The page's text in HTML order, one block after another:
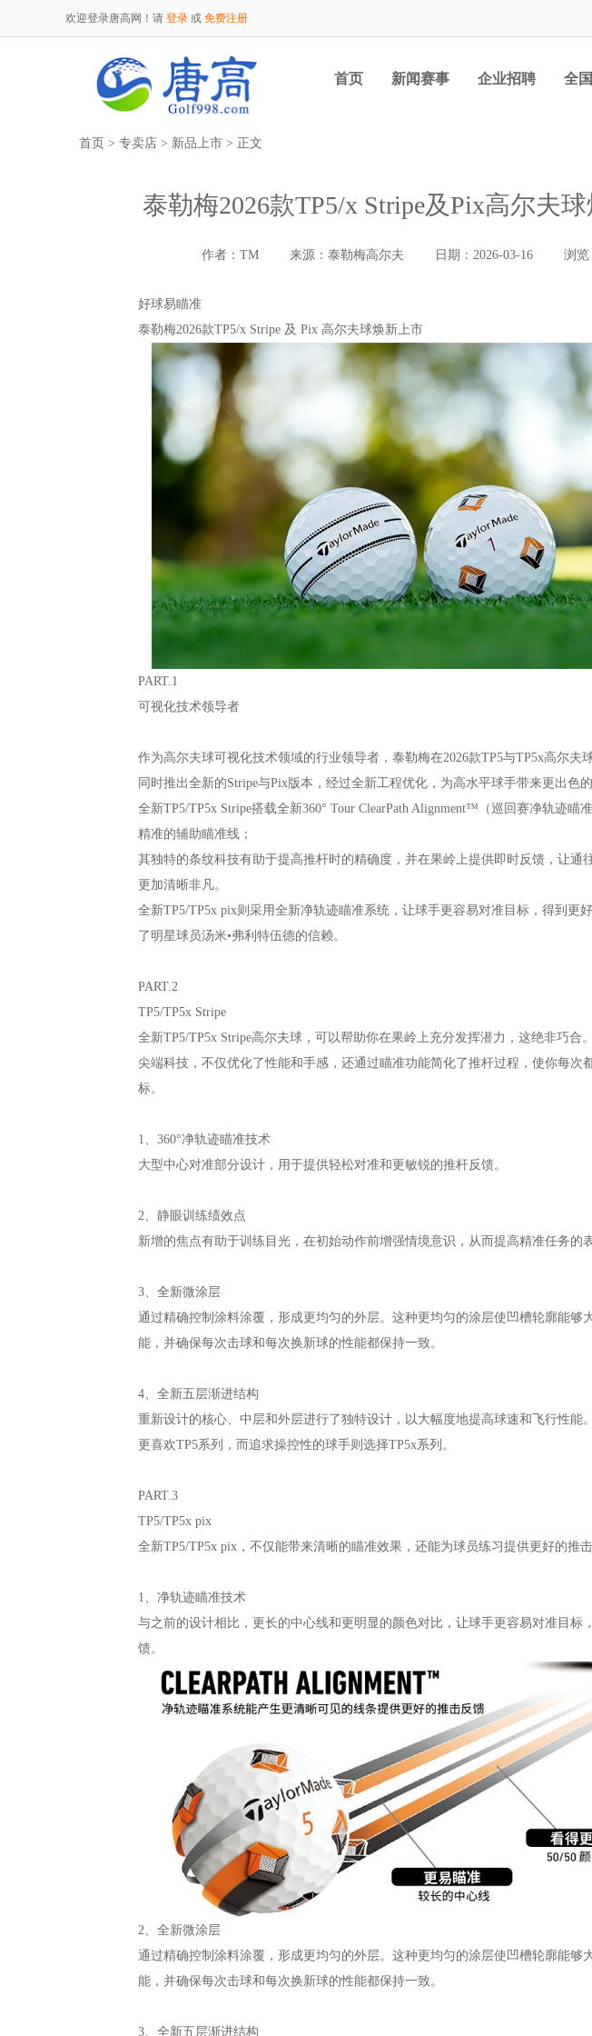
欢迎登录唐高网！请 登录 或 免费注册
首页 新闻赛事 企业招聘 全
首页 > 专卖店 > 新品上市 > 正文
泰勒梅2026款TP5/x Stripe及Pix高尔夫
作者：TM 来源：泰勒梅高尔夫 日期：2026-03-16 浏览
好球易瞄准
泰勒梅2026款TP5/x Stripe 及 Pix 高尔夫球焕新上市
PART.1
可视化技术领导者
作为高尔夫球可视化技术领域的行业领导者，泰勒梅在2026款TP5与TP5x高尔夫
同时推出全新的Stripe与Pix版本，经过全新工程优化，为高水平球手带来更出色的
全新TP5/TP5x Stripe搭载全新360° Tour ClearPath Alignment™（巡回赛净轨迹瞄
精准的辅助瞄准线；
其独特的条纹科技有助于提高推杆时的精确度，并在果岭上提供即时反馈，让通
更加清晰非凡。
全新TP5/TP5x pix则采用全新净轨迹瞄准系统，让球⼿更容易对准⽬标，得到更
了明星球员汤米•弗利特伍德的信赖。
PART.2
TP5/TP5x Stripe
全新TP5/TP5x Stripe高尔夫球，可以帮助你在果岭上充分发挥潜力，这绝非巧合
尖端科技，不仅优化了性能和手感，还通过瞄准功能简化了推杆过程，使你每次
标。
1、360°净轨迹瞄准技术
大型中心对准部分设计，用于提供轻松对准和更敏锐的推杆反馈。
2、静眼训练绩效点
新增的焦点有助于训练目光，在初始动作前增强情境意识，从而提高精准任务的表
3、全新微涂层
通过精确控制涂料涂覆，形成更均匀的外层。这种更均匀的涂层使凹槽轮廓能够
能，并确保每次击球和每次换新球的性能都保持一致。
4、全新五层渐进结构
重新设计的核心、中层和外层进行了独特设计，以大幅度地提高球速和飞行性能
更喜欢TP5系列，而追求操控性的球手则选择TP5x系列。
PART.3
TP5/TP5x pix
全新TP5/TP5x pix，不仅能带来清晰的瞄准效果，还能为球员练习提供更好的推击
1、净轨迹瞄准技术
与之前的设计相比，更长的中心线和更明显的颜色对比，让球手更容易对准目标
馈。
2、全新微涂层
通过精确控制涂料涂覆，形成更均匀的外层。这种更均匀的涂层使凹槽轮廓能够
能，并确保每次击球和每次换新球的性能都保持一致。
3、全新五层渐进结构